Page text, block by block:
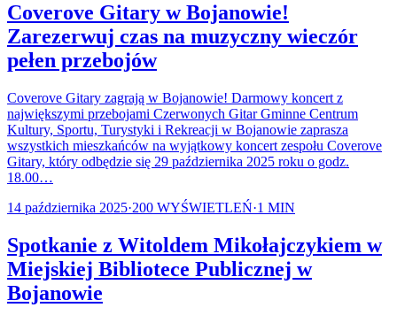
Coverove Gitary w Bojanowie!
Zarezerwuj czas na muzyczny wieczór
pełen przebojów
Coverove Gitary zagrają w Bojanowie! Darmowy koncert z
największymi przebojami Czerwonych Gitar Gminne Centrum
Kultury, Sportu, Turystyki i Rekreacji w Bojanowie zaprasza
wszystkich mieszkańców na wyjątkowy koncert zespołu Coverove
Gitary, który odbędzie się 29 października 2025 roku o godz.
18.00…
14 października 2025·200 WYŚWIETLEŃ·1 MIN
Spotkanie z Witoldem Mikołajczykiem w
Miejskiej Bibliotece Publicznej w
Bojanowie